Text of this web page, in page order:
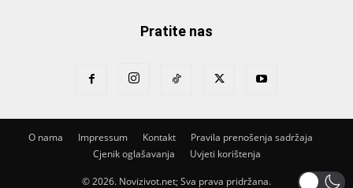
Pratite nas
O nama Impressum Kontakt
Pravila prenošenja sadržaja
Cjenik oglašavanja
Uvjeti korištenja
© 2026. Novizivot.net; Sva prava pridržana.